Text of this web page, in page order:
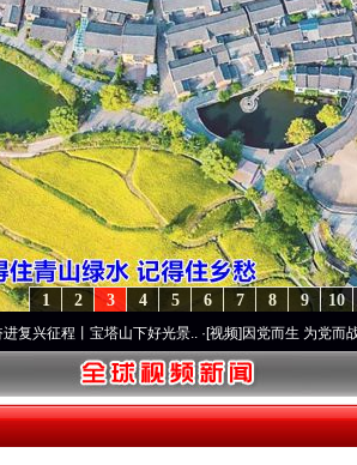
10
9
8
7
6
5
4
3
2
1
宝塔山下好光景..·[视频]因党而生 为党而战——百年“